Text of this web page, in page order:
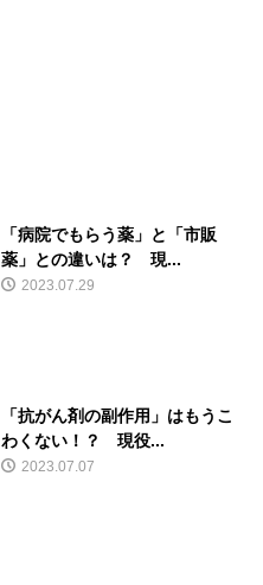
「病院でもらう薬」と「市販
薬」との違いは？ 現...
2023.07.29
「抗がん剤の副作用」はもうこ
わくない！？ 現役...
2023.07.07